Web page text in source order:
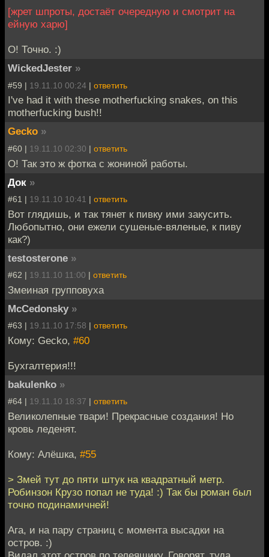
[жрет шпроты, достаёт очередную и смотрит на
ейную харю]
О! Точно. :)
WickedJester »
#59 | 19.11.10 00:24 | ответить
I've had it with these motherfucking snakes, on this
motherfucking bush!!
Gecko »
#60 | 19.11.10 02:30 | ответить
О! Так это ж фотка с жониной работы.
Док »
#61 | 19.11.10 10:41 | ответить
Вот глядишь, и так тянет к пивку ими закусить.
Любопытно, они ежели сушеные-вяленые, к пиву
как?)
testosterone »
#62 | 19.11.10 11:00 | ответить
Змеиная групповуха
McCedonsky »
#63 | 19.11.10 17:58 | ответить
Кому: Gecko, #60
Бухгалтерия!!!
bakulenko »
#64 | 19.11.10 18:37 | ответить
Великолепные твари! Прекрасные создания! Но
кровь леденят.
Кому: Алёшка, #55
> Змей тут до пяти штук на квадратный метр.
Робинзон Крузо попал не туда! :) Так бы роман был
точно подинамичней!
Ага, и на пару страниц с момента высадки на
остров. :)